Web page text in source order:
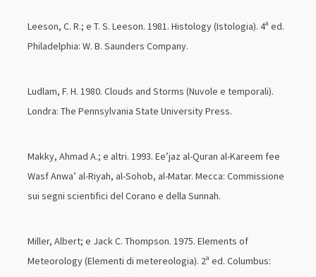
Leeson, C. R.; e T. S. Leeson. 1981. Histology (Istologia). 4ª ed.
Philadelphia: W. B. Saunders Company.
Ludlam, F. H. 1980. Clouds and Storms (Nuvole e temporali).
Londra: The Pennsylvania State University Press.
Makky, Ahmad A.; e altri. 1993. Ee’jaz al-Quran al-Kareem fee
Wasf Anwa’ al-Riyah, al-Sohob, al-Matar. Mecca: Commissione
sui segni scientifici del Corano e della Sunnah.
Miller, Albert; e Jack C. Thompson. 1975. Elements of
Meteorology (Elementi di metereologia). 2ª ed. Columbus: